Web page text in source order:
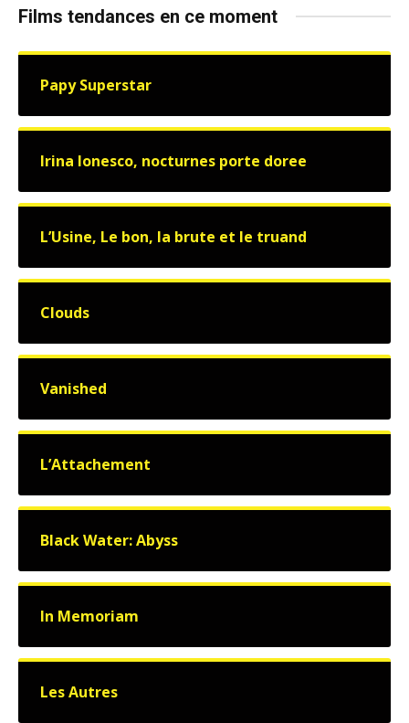
Films tendances en ce moment
Papy Superstar
Irina Ionesco, nocturnes porte doree
L’Usine, Le bon, la brute et le truand
Clouds
Vanished
L’Attachement
Black Water: Abyss
In Memoriam
Les Autres